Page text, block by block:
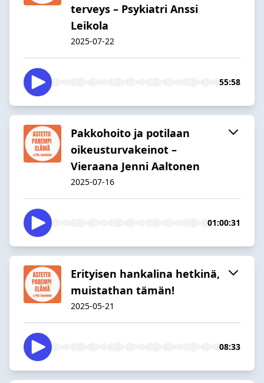
terveys – Psykiatri Anssi
Leikola
2025-07-22
55:58
Pakkohoito ja potilaan
oikeusturvakeinot –
Vieraana Jenni Aaltonen
2025-07-16
01:00:31
Erityisen hankalina hetkinä,
muistathan tämän!
2025-05-21
08:33